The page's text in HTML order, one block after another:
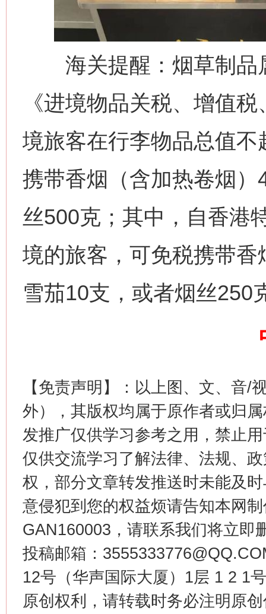
海关提醒：烟草制品
《进境物品关税、增值
境旅客在行李物品总值
携带香烟（含加热卷烟
丝500克；其中，自香港
境的旅客，可免税携带
雪茄10支，或者烟丝250
【免责声明】：以上图、文、音/
外），其版权均属于原作者或归
发推广仅供学习参考之用，禁止
仅供交流学习了解法律、法规、
权，部分文章转发推送时未能及
意侵犯到您的权益烦请告知本网
GAN160003，请联系我们将立即
投稿邮箱：
12号（华声国际大厦）1层 1 2 1
原创权利，请转载时务必注明原
这是一记警钟！ 谢
在谋一域中谋全局
今
“刷贴”乱象丛生
生